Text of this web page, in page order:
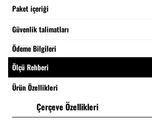
Paket içeriği
Güvenlik talimatları
Ödeme Bilgileri
Ölçü Rehberi
Ürün Özellikleri
Çerçeve Özellikleri